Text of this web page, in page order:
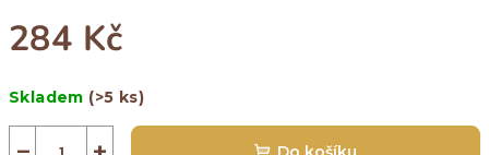
284 Kč
cena:
Skladem (>5 ks)